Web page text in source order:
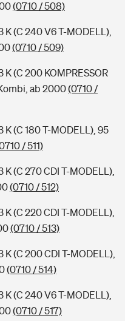
(0710 / 508)
(C 240 V6 T-MODELL),
(0710 / 509)
(C 200 KOMPRESSOR
ab 2000(0710 /
(C 180 T-MODELL), 95
/ 511)
(C 270 CDI T-MODELL),
(0710 / 512)
(C 220 CDI T-MODELL),
(0710 / 513)
(C 200 CDI T-MODELL),
(0710 / 514)
(C 240 V6 T-MODELL),
(0710 / 517)